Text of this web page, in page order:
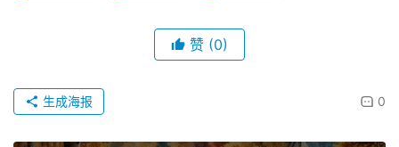
赞 (0)
0
生成海报